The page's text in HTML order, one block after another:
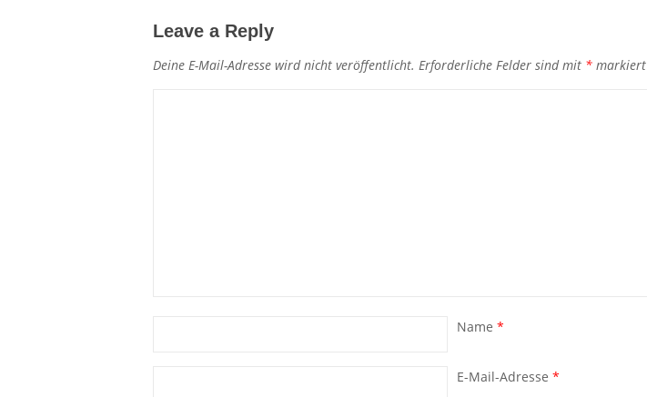
Leave a Reply
Deine E-Mail-Adresse wird nicht veröffentlicht. Erforderliche Felder sind mit * markiert
Name *
E-Mail-Adresse *